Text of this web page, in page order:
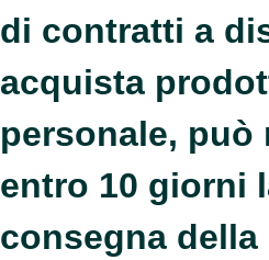
di contratti a
acquista
personale, può
entro 10 giorni
consegna